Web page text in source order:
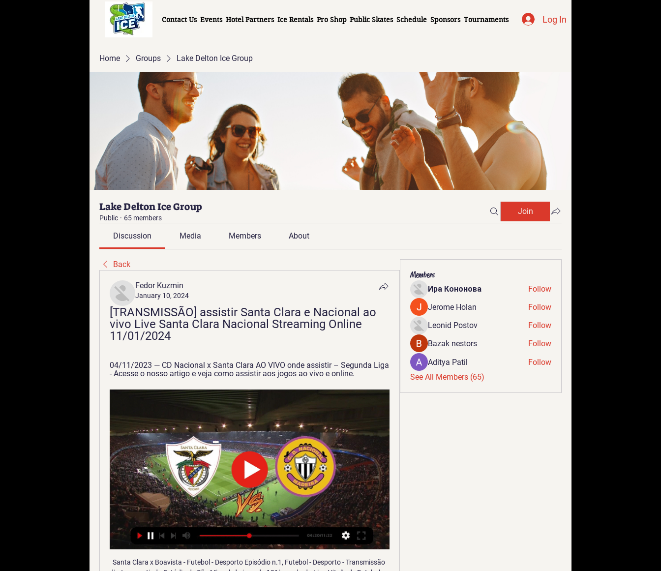
Contact Us Events Hotel Partners Ice Rentals Pro Shop Public Skates Schedule Sponsors Tournaments Log In
Home Groups Lake Delton Ice Group
Lake Delton Ice Group
Public · 65 members
Join
Discussion Media Members About
Back
Fedor Kuzmin
January 10, 2024
[TRANSMISSÃO] assistir Santa Clara e Nacional ao
vivo Live Santa Clara Nacional Streaming Online
11/01/2024
04/11/2023 — CD Nacional x Santa Clara AO VIVO onde assistir – Segunda Liga
- Acesse o nosso artigo e veja como assistir aos jogos ao vivo e online.
Santa Clara x Boavista - Futebol - Desporto Episódio n.1, Futebol - Desporto - Transmissão direta, a partir do Estádio de São Miguel, do jogo da 12ª jornada da Liga Vitalis de Futebol, ...

Os navios de cruzeiro da classe Voyager, Radiance, Freedom e Oasis tem pontes de comando integradas (Integrated Bridge System) da Sperry Marine, divisão da Northrop Grumman, que também é responsável pelas pontes de comando dos porta-aviões da marinha dos Estados Unidos Navios de cruzeiro são

Artilheiro do Fla, Gabigol vive outro lado da moeda após noite como "vilão" 00:00. Do UOL, no Rio de Janeiro.. Isso porque o Flamengo precisaria vencer os jogos em casa para chegar às oitavas de final.. Santos tenta manter 100% em clássicos em casa contra Palmeiras invicto fora .

Lista das transmissões de futebol Online. Links para canais de TV com futebol ao vivo. Benfica x Olhanense | Futebol Online em direto na SPORT TV1 - 20:30 GMT - 24/11/2012. Liga ZON SAGRES-BENFICA. vs. OLHANENSE. Partilhar. Sem comentários: Enviar um comentário. mensagens.

06/01 – 14h – Primavera x Atibaia 06/01 – 16h – Globo-RN x Vitória 09/01 – 14h – Atibaia x Globo-EN. 09/01 – 14h – XV de Piracicaba x Santa Cruz-AL 09/01 – 16h – Ituano x Vila Nova-GO GRUPO 17 – ARARAQUARA – ARENA DA FONTE. José Dias Sorriso vive …

JOGO Santa Clara x Benfica B – 29-10-2023 Ao vivo e online 29/10/2023 — Nacional da Madeira. 30-04-2023 Penafiel 0 - 3 SL Benfica B. Assistir Santa Clara x Benfica B ao vivo grátis 29-10-2023 Santa Clara ao vivo e ...

O Benfica só precisava de um empate para ser o campeão português da temporada 2018/2019 neste sábado, mas ao golear o Santa Clara por 4 a 1, no Estádio da Luz, em Lisboa, garantindo seu 37.º título nacional na história, a equipe manteve a supremacia no país, com o maior número de conquistas.

Vinte e dois pontos separam o Flamengo, líder do Campeonato Brasileiro, do Goiás, 10º colocado. A diferença de Santos e Palmeiras, 2º e 3º colocados respectivamente, para o meio da tabela é de 14. Vantagens que mostram bem a diferença entre os times qu

Neste domingo, o Bragantino venceu a Ponte Preta por 2 a 1, pela quinta rodada do Campeonato Paulista, no estádio Nabi Abi Chedid, com dois gols de

Joga-se hoje a 13ª jornada da Serie B do Brasil com um jogo entre Ponte Preta e America MG, duas equipas a viver fases muito distintas mas que deverão proporcionar um jogo equilibrado como é habito neste campeonato. Ponte Preta. O Ponte Preta tem feito uma epoca mediana ocupando neste momento a 8ª posição do campeonato com 19 pontos.

Cuando-Cubango é uma província de Angola, situada no sudeste do país. É limitada a norte pelas províncias do Bié e Moxico, a leste pela República da Zâmbia, a sul pela República da Namíbia e a oeste pelas províncias do Cunene e Huíla. A capital da província é a cidade de Menongue e dista de Luanda por 1051 km, e de Kuito por 342km.

Primeira Liga AO MINUTO: Siga o Benfica-Santa Clara AO 12/02/2022 — Os Encarnados podem aproveitar o empate no clássico entre FC Porto e Sporting para se aproximar dos Leões e colocar a desvantagem para os ...

Categoria Sub-19 União Harmonia F.C. 3x1 Grêmio Esportivo Sapucaiense-Sapucaia do Sul Evento realizado em 26/Setembro Arena Santos & Schein-Canoas

CD Nacional x Santa Clara AO VIVO onde assistir 04/11/2023 — CD Nacional x Santa Clara AO VIVO onde assistir – Segunda Liga - Acesse o nosso artigo e veja como assistir aos jogos ao vivo e online.

Satisfeito com o jogo treino, Wilson Júnior ressaltou o quanto a partida exigiu da equipe, devido a Ponte Preta ser uma equipe de nível de série A do Campeonato Brasileiro

A patela do joelho serve a transmissão de força ao estender o joelho e protege as regiões internas da articulação.. Bonsucesso – Rio de Janeiro – RJ Telefones : (21) 2260-8911.. Também atende nos bairros da Barra da Tijuca e Tijuca e em São João de Meriti.

Atlético Mogi x São José E. C. , válido pela Primeira Fase do Campeonato Paulista Segunda Divisão 2019, jogo disputado no Estádio Municipal Francisco Ribeiro Nogueira, o Nogueirão, em Mogi das Cruzes …

um atestado de residência que comprove que vive em Portugal há mais de 90 dias. Se tem Cartão de Cidadão, não precisa de pedir o cartão de utente do SNS. Basta apresentar o Cartão de Cidadão para ter acesso aos cuidados de saúde públicos. Entidade responsável por este serviço .

E pelo Campeonato Brasileiro teremos hoje, nesta tarde de sábado, 19 de Outubro, o jogo entre Ponte Preta 1 x 0 Bragantino. A partida está marcada para às 16h30 (Horário de Brasília), no Estádio Moisés Lucarelli, em Campinas.

Santa Clara x Porto: onde assistir, horário e escalações do 06/11/2021 — Neste domingo, o Santa Clara recebe o Porto em confronto válido pela 11ª rodada da Primeira Liga Portuguesa no Estádio de São Miguel, ...

um atestado de residência que comprove que vive em Portugal há mais de 90 dias. Se tem Cartão de Cidadão, não precisa de pedir o cartão de utente do SNS. Basta apresentar o Cartão de Cidadão para ter acesso aos cuidados de saúde públicos. Entidade responsável por este serviço .

Santa Clara - CD Nacional placar ao vivo, H2H e escalações Santa Clara CD Nacional esultado ao vivo (e transmissão online) começa no dia 11 de jan. de 2024 as 17:00 horário UTC como parte do Taça de Portugal, ...

El jogo Santos x U de Chile Ao Vivo será transmitido em vários canais de TV internacionais, mas você sabe que você pode assistir ao vivo gratuitamente pela Internet.<br /><br />O Santos visita a Universidad de Chile, no Estádio Nacional, em Santiago-Chile, às 22h (de Brasília), pelo jogo de ida da final da Recopa Sul-Americana 2012.

Eu valorizo muito o reconhecimento do Benfica e vai sempre ser muito importante porque, lá está, estão a aparecer numa altura que não é a melhor da minha carreira de longe, mas que acredito que me vão ajudar a chegar à ainda melhor forma da minha carreira”, reconheceu. Domingos Almeida Lima explicou a parceira e elogiou Koehler.

São Bernardo. Taboão da Serra 15/06 - 15h00 Notícias Lances Ficha Técnica. PAULISTA SUB 20: Red Bull vence Ituano fora de casa e abre vantagem EM VANTAGEM PAULISTA SUB 17: Palmeiras e São Paulo vencem apertado e largam na frente na semi

* Iniciados B - Campeonato Distrital 1a Divisão * Grupo. Data. Jogo. 1a fase - Zona Sul. 16/09/2012 10:30. AD TABOEIRA 2. x. 3 UD Oliveirense

COM GODA, LÉO BUENO E VITOR PONTE PRETA PRONTA PARA ENCARAR O SÃO BERNARDO PELO PAULISTÃO. Fabio Oliveira novo técnico da Ponte Preta terá a disposição a base da equipe que o consagrou na temporada passada comandando o tricolor do Morumbi.

Oferecemos os serviços de Design de Sobrancelhas, tintura de henna e permanente de cílios, além de todos os tipos de depilação existentes no mercado. São 3 segmentos em um só espaço. Cia do Pelo - Barra da Tijuca, Loja Matriz - Av. das Américas, 500, Bloco 9, sala 214 - Barra da Tijuca, Rio de Janeiro …

Como chegar à Eslovénia – dicas de voos. Não existem voos diretos de Portugal para a Eslovénia. Se pretender voar de Lisboa ou Porto para Liubliana terá sempre de fazer escala. A alternativa que encontramos (e recomendamos) foi voar para a vizinha capital da Croácia, Zagreb, através de um voo direto da Croatian Airlines a partir de Lisboa.

Depois veio o grandíssimo Euro 2000, onde jogámos á bola como nunca, e pra mim quase que acabava aí, a minha relação sincera com a Selecção! Com Oliveira no Mundial 2002, assistiu-se ao degredo, e nao fosse Scolari, eu nunca mais teria vibrado com a equipa das Quinas! Envolvi-me de corpo e alma no Euro 2004!

A companhia de aviação executiva Twoflex conseguiu autorização da Anac (Agência Nacional de Aviação Civil) para operar uma ponte aérea entre o aeroporto de Jacarepaguá, na Barra da Tijuca, no Rio de Janeiro, e Congonhas, em São Paulo.

O PAÍS Segunda-feira, 12 de Agosto de 2019. 3. Chegada de mais de 800 viaturas Pegado condicionada por atrasos no financiamento Atraso na disponibilização de financiamento e na abertura de cartas de crédito condicionam a chegada de 876 viaturas de marca angolana Pegado, previstas inicialmente para o último mês de Julho, fez saber o.

Avenida Ayrton Senna da Silva, RIO DE JANEIRO, RJ : Rodovia Linha Amarela, RIO DE JANEIRO, RJ. HORÁRIOS - 405T BARRA DA TIJUCA X NOVA IGUAÇU - VI... HORÁRIOS - 405T NOVA IGUAÇU X BARRA DA TIJUCA - VI... HORÁRIOS - 453T CABUÇU X DUQUE DE CAXIAS - VIAÇÃO.

Viver Bem Notícias. UNIMED VALE DO SINOS. Visite Nosso Site Área de Ação Tire suas Dúvidas Entre em Contato Documentos para download. Endereço: Rua Tupi, nº 962, Bairro Rio Branco Novo Hamburgo - RS CEP: 93336-010 - Brasil Dúvidas? Ligue para 0800 642 1800.

Dunluce Irish Pub, Mr Moo e Clube de Campo Santa Rita juntos em uma mega produção Falta um pouco mais de 10 dias para começar o maior carnaval de clube da região do Vale do Paraíba. Clube de Campo Santa Rita em parceria o Dunluce Irish Pub e Mr Moo é sinônimo de grande […]

Confira as últimas notícias sobre o Clube de Regatas Vasco da Gama. 31/10/2019 - 23:39 Otto Carvalho critica confusão na reunião do Conselho Deliberativo. O membro do Conselho Fiscal do Vasco da Gama, Otto Carvalho, reclamou de confusão na reunião do CD em rede social.

Vitória Setúbal x Rio Ave - Campeonato Português - Minuto a Minuto Terra. 0. Campeonato Português - Estádio do Bonfim - 25/11/2016. Vitória Setúbal VST 0.. Finalização defendida em direção ao centro do gol. Arnold (Vitória Setúbal) finalização com o pé direito do lado direito da área.

Nacional 1-1 Santa Clara :: Liga Portugal SABSEG 2023/24 Santa Clara. 65%. 17 votos. 26 votos. ESTAVA NO ESTÁDIO? Para marcar este jogo como um dos que assistiu ao vivo é necessário que seja registado. Faça login ou ...

O Flamengo vai a campo enfrentar o Santos neste sábado, 14 de Setembro, às 17h00, no Maracanã, zona norte do Rio de Janeiro, pelo Campeonato Brasileiro Série A. O jogo terá transmissão do canal PREMIERE (pay-per-view). Acompanhe aqui o minuto à minuto da partida.

Começa em Estarreja na próxima sexta-feira, dia 23 de Março a
Members
Ира Кононова
Follow
Jerome Holan
Follow
Leonid Postov
Follow
Bazak nestors
Follow
Aditya Patil
Follow
See All Members (65)